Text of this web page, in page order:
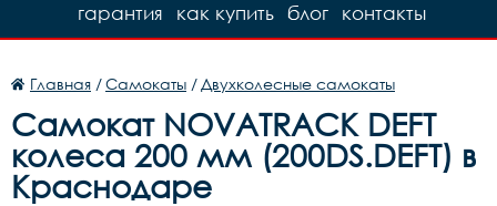
контакты
блог
как купить
гарантия
Главная /Самокаты / Двухколесные самокаты
Самокат NOVATRACK DEFT
колеса 200 мм (200DS.DEFT) в
Краснодаре